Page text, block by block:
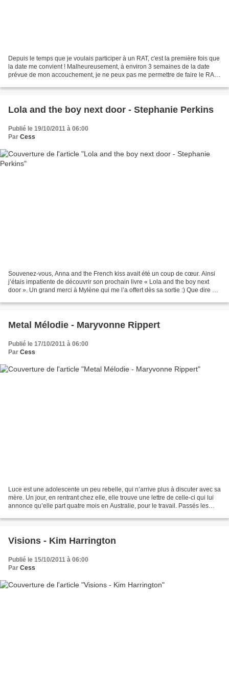
Depuis le temps que je voulais participer à un RAT, c'est la première fois que
la date me convient ! Malheureusement, à environ 3 semaines de la date
prévue de mon accouchement, je ne peux pas me permettre de faire le RAT
Lola and the boy next door - Stephanie Perkins
Publié le 19/10/2011 à 06:00
Par Cess
Souvenez-vous, Anna and the French kiss avait été un coup de cœur. Ainsi
j’étais impatiente de découvrir son prochain livre « Lola and the boy next
door ». Un grand merci à Mylène qui me l’a offert dès sa sortie :) Que dire ?
Metal Mélodie - Maryvonne Rippert
Publié le 17/10/2011 à 06:00
Par Cess
Luce est une adolescente un peu rebelle, qui n’arrive plus à discuter avec sa
mère. Un jour, en rentrant chez elle, elle trouve une lettre de celle-ci qui lui
annonce qu’elle part quatre mois en Australie, pour le travail. Passés les
Visions - Kim Harrington
Publié le 15/10/2011 à 06:00
Par Cess